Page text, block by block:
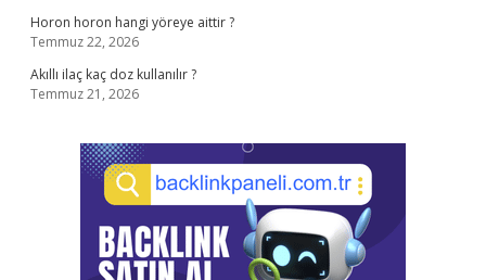
Horon horon hangi yöreye aittir ?
Temmuz 22, 2026
Akıllı ilaç kaç doz kullanılır ?
Temmuz 21, 2026